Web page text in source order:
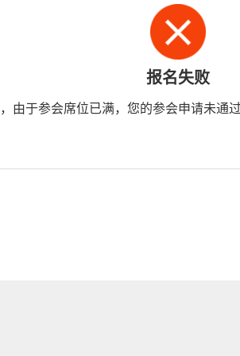
报名失败
由于参会席位已满，您的参会申请未通